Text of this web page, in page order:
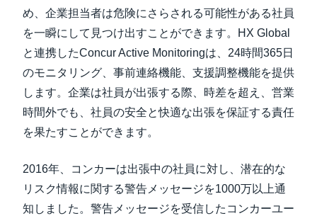
め、企業担当者は危険にさらされる可能性がある社員
を一瞬にして見つけ出すことができます。HX Global
と連携したConcur Active Monitoringは、24時間365日
のモニタリング、事前連絡機能、支援調整機能を提供
します。企業は社員が出張する際、時差を超え、営業
時間外でも、社員の安全と快適な出張を保証する責任
を果たすことができます。
2016年、コンカーは出張中の社員に対し、潜在的な
リスク情報に関する警告メッセージを1000万以上通
知しました。警告メッセージを受信したコンカーユー